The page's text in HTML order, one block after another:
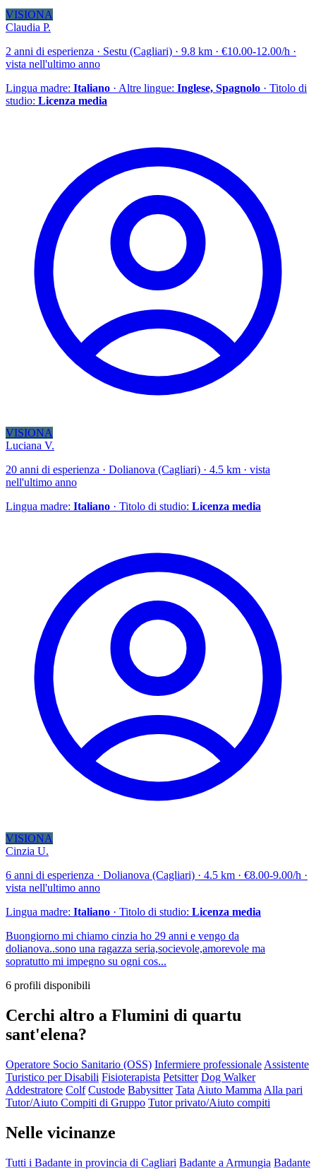
VISIONA
Claudia P.
2 anni di esperienza · Sestu (Cagliari) · 9.8 km · €10.00-12.00/h ·
vista nell'ultimo anno
Lingua madre: Italiano · Altre lingue: Inglese, Spagnolo · Titolo di
studio: Licenza media
VISIONA
Luciana V.
20 anni di esperienza · Dolianova (Cagliari) · 4.5 km · vista
nell'ultimo anno
Lingua madre: Italiano · Titolo di studio: Licenza media
VISIONA
Cinzia U.
6 anni di esperienza · Dolianova (Cagliari) · 4.5 km · €8.00-9.00/h ·
vista nell'ultimo anno
Lingua madre: Italiano · Titolo di studio: Licenza media
Buongiorno mi chiamo cinzia ho 29 anni e vengo da
dolianova..sono una ragazza seria,socievole,amorevole ma
sopratutto mi impegno su ogni cos...
6 profili disponibili
Cerchi altro a Flumini di quartu
sant'elena?
Operatore Socio Sanitario (OSS) Infermiere professionale Assistente
Turistico per Disabili Fisioterapista Petsitter Dog Walker
Addestratore Colf Custode Babysitter Tata Aiuto Mamma Alla pari
Tutor/Aiuto Compiti di Gruppo Tutor privato/Aiuto compiti
Nelle vicinanze
Tutti i Badante in provincia di Cagliari Badante a Armungia Badante